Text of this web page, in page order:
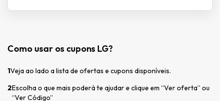
Como usar os cupons LG?
1Veja ao lado a lista de ofertas e cupons disponíveis.
2Escolha o que mais poderá te ajudar e clique em “Ver oferta” ou
“Ver Código”